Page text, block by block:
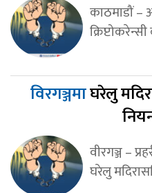
काठमाडौं –
विरगञ्जमाघरेलु
वीरगञ्ज –
घरेलु